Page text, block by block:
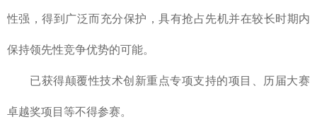
性强，得到广泛而充分保护，具有抢占先机并在较长时期内
保持领先性竞争优势的可能。
已获得颠覆性技术创新重点专项支持的项目、历届大赛
卓越奖项目等不得参赛。